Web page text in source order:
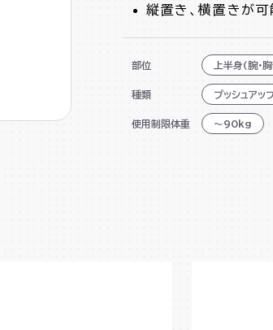
縦置き、横置きが
部位 上半身(腕・
種類 プッシュアッ
使用制限体重 ～90kg